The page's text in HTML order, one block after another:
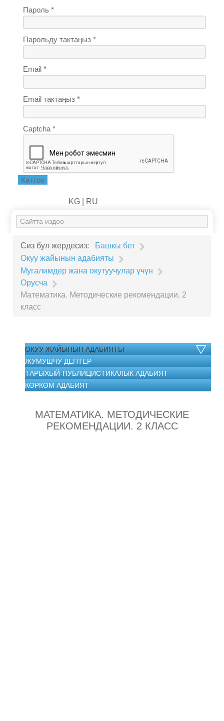
Пароль *
Парольду тактаңыз *
Email *
Email тактаңыз *
Captcha *
Каттоо
KG | RU
Искать...
Сиз бул жердесиз:
Башкы бет
Окуу жайынын адабияты
Мугалимдер жана окутуучулар үчүн
Орусча
Математика. Методические рекомендации. 2
класс
ОКУУ ЖАЙЫНЫН АДАБИЯТЫ
ЖУМУШЧУ ДЕПТЕР
ТАРЫХЫЙ-ПУБЛИЦИСТИКАЛЫК АДАБИЯТ
КӨРКӨМ АДАБИЯТ
МАТЕМАТИКА. МЕТОДИЧЕСКИЕ
РЕКОМЕНДАЦИИ. 2 КЛАСС